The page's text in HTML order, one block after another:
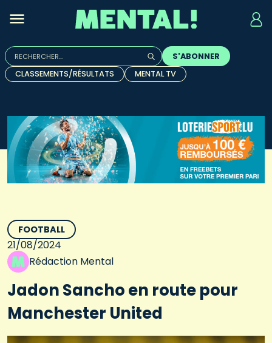
Rechercher :
Quand les résultats de l'auto-complétion sont
S'ABONNER
CLASSEMENTS/RÉSULTATS
MENTAL TV
FOOTBALL
21/08/2024
Rédaction Mental
Jadon Sancho en route pour
Manchester United